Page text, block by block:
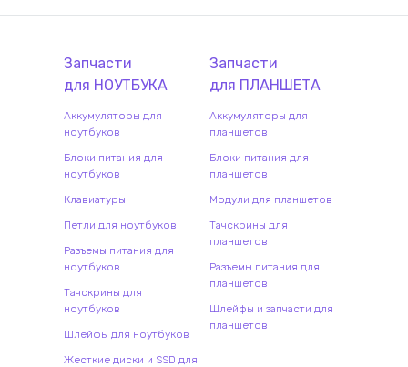
Запчасти
для НОУТБУКА
Аккумуляторы для
ноутбуков
Блоки питания для
ноутбуков
Клавиатуры
Петли для ноутбуков
Разъемы питания для
ноутбуков
Тачскрины для
ноутбуков
Шлейфы для ноутбуков
Жесткие диски и SSD для
Запчасти
для ПЛАНШЕТА
Аккумуляторы для
планшетов
Блоки питания для
планшетов
Модули для планшетов
Тачскрины для
планшетов
Разъемы питания для
планшетов
Шлейфы и запчасти для
планшетов